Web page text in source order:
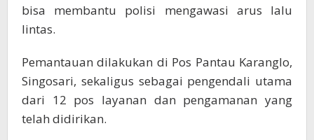
bisa membantu polisi mengawasi arus lalu
lintas.
Pemantauan dilakukan di Pos Pantau Karanglo,
Singosari, sekaligus sebagai pengendali utama
dari 12 pos layanan dan pengamanan yang
telah didirikan.